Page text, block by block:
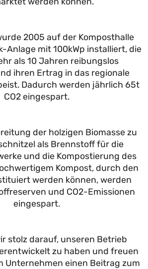
2005 auf der Komposthalle
Anlage mit 100kWp installiert, die
als 10 Jahren reibungslos
ihren Ertrag in das regionale
Dadurch werden jährlich 65t
CO2 eingespart.
der holzigen Biomasse zu
als Brennstoff für die
und die Kompostierung des
Kompost, durch den
werden können, werden
und CO2-Emissionen
eingespart.
stolz darauf, unseren Betrieb
zu haben und freuen
Unternehmen einen Beitrag zum